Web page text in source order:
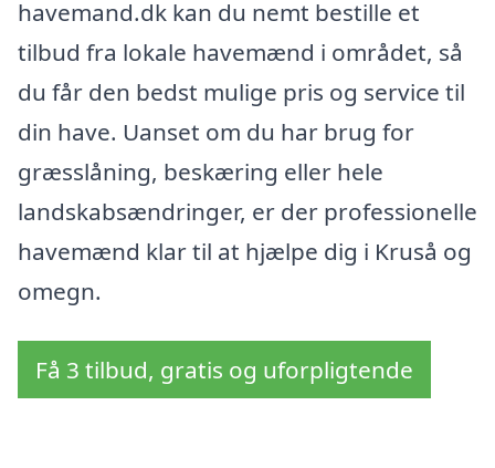
havemand.dk kan du nemt bestille et
tilbud fra lokale havemænd i området, så
du får den bedst mulige pris og service til
din have. Uanset om du har brug for
græsslåning, beskæring eller hele
landskabsændringer, er der professionelle
havemænd klar til at hjælpe dig i Kruså og
omegn.
Få 3 tilbud, gratis og uforpligtende